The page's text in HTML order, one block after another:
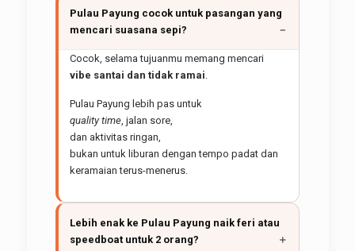
Pulau Payung cocok untuk pasangan yang
mencari suasana sepi?
Cocok, selama tujuanmu memang mencari
vibe santai dan tidak ramai.
Pulau Payung lebih pas untuk
quality time, jalan sore,
dan aktivitas ringan,
bukan untuk liburan dengan tempo padat dan
keramaian terus-menerus.
Lebih enak ke Pulau Payung naik feri atau
speedboat untuk 2 orang?